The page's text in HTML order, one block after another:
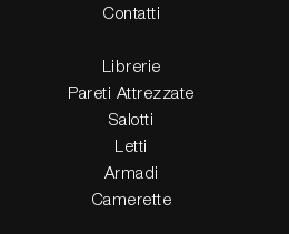
Contatti
Librerie
Pareti Attrezzate
Salotti
Letti
Armadi
Camerette